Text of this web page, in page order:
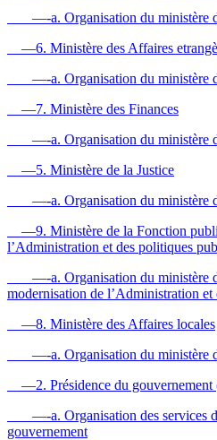
—-a. Organisation du ministère
—6. Ministère des Affaires
—-a. Organisation du ministère
—7. Ministère des Finances
—-a. Organisation du ministère
—5. Ministère de la Justice
—-a. Organisation du ministère
—9. Ministère de la Fonction
l’Administration et des politiques
—-a. Organisation du ministère
modernisation de l’Administration
—8. Ministère des Affaires locales
—-a. Organisation du ministère
—2. Présidence du gouvernement
—-a. Organisation des services
gouvernement